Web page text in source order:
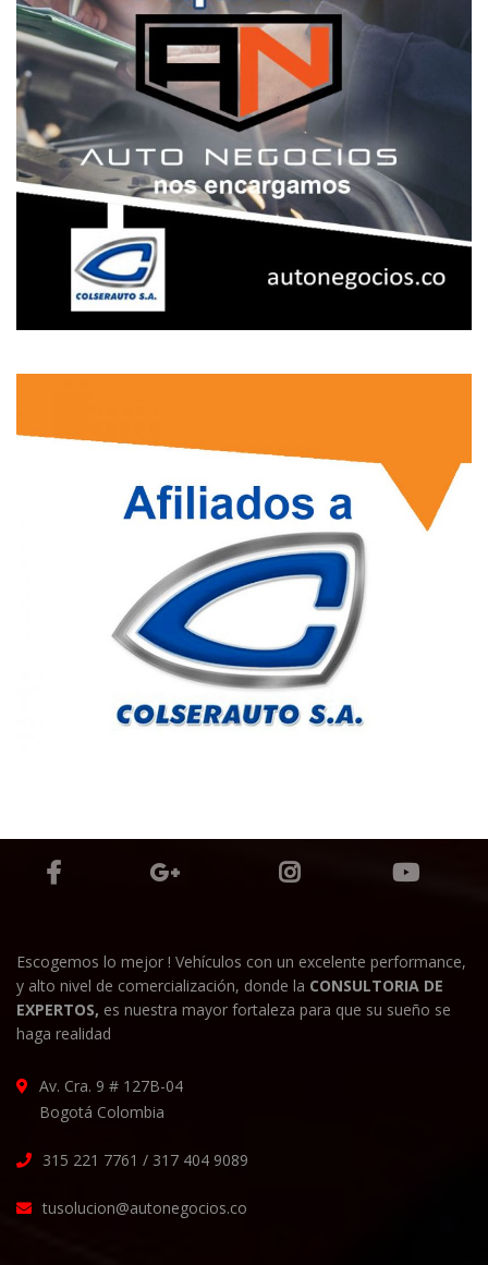
Escogemos lo mejor ! Vehículos con un excelente performance,
y alto nivel de comercialización, donde la CONSULTORIA DE
EXPERTOS, es nuestra mayor fortaleza para que su sueño se
haga realidad
Av. Cra. 9 # 127B-04
Bogotá Colombia
315 221 7761 / 317 404 9089
tusolucion@autonegocios.co